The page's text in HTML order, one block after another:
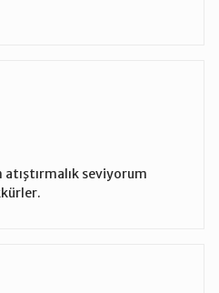
seviyorum